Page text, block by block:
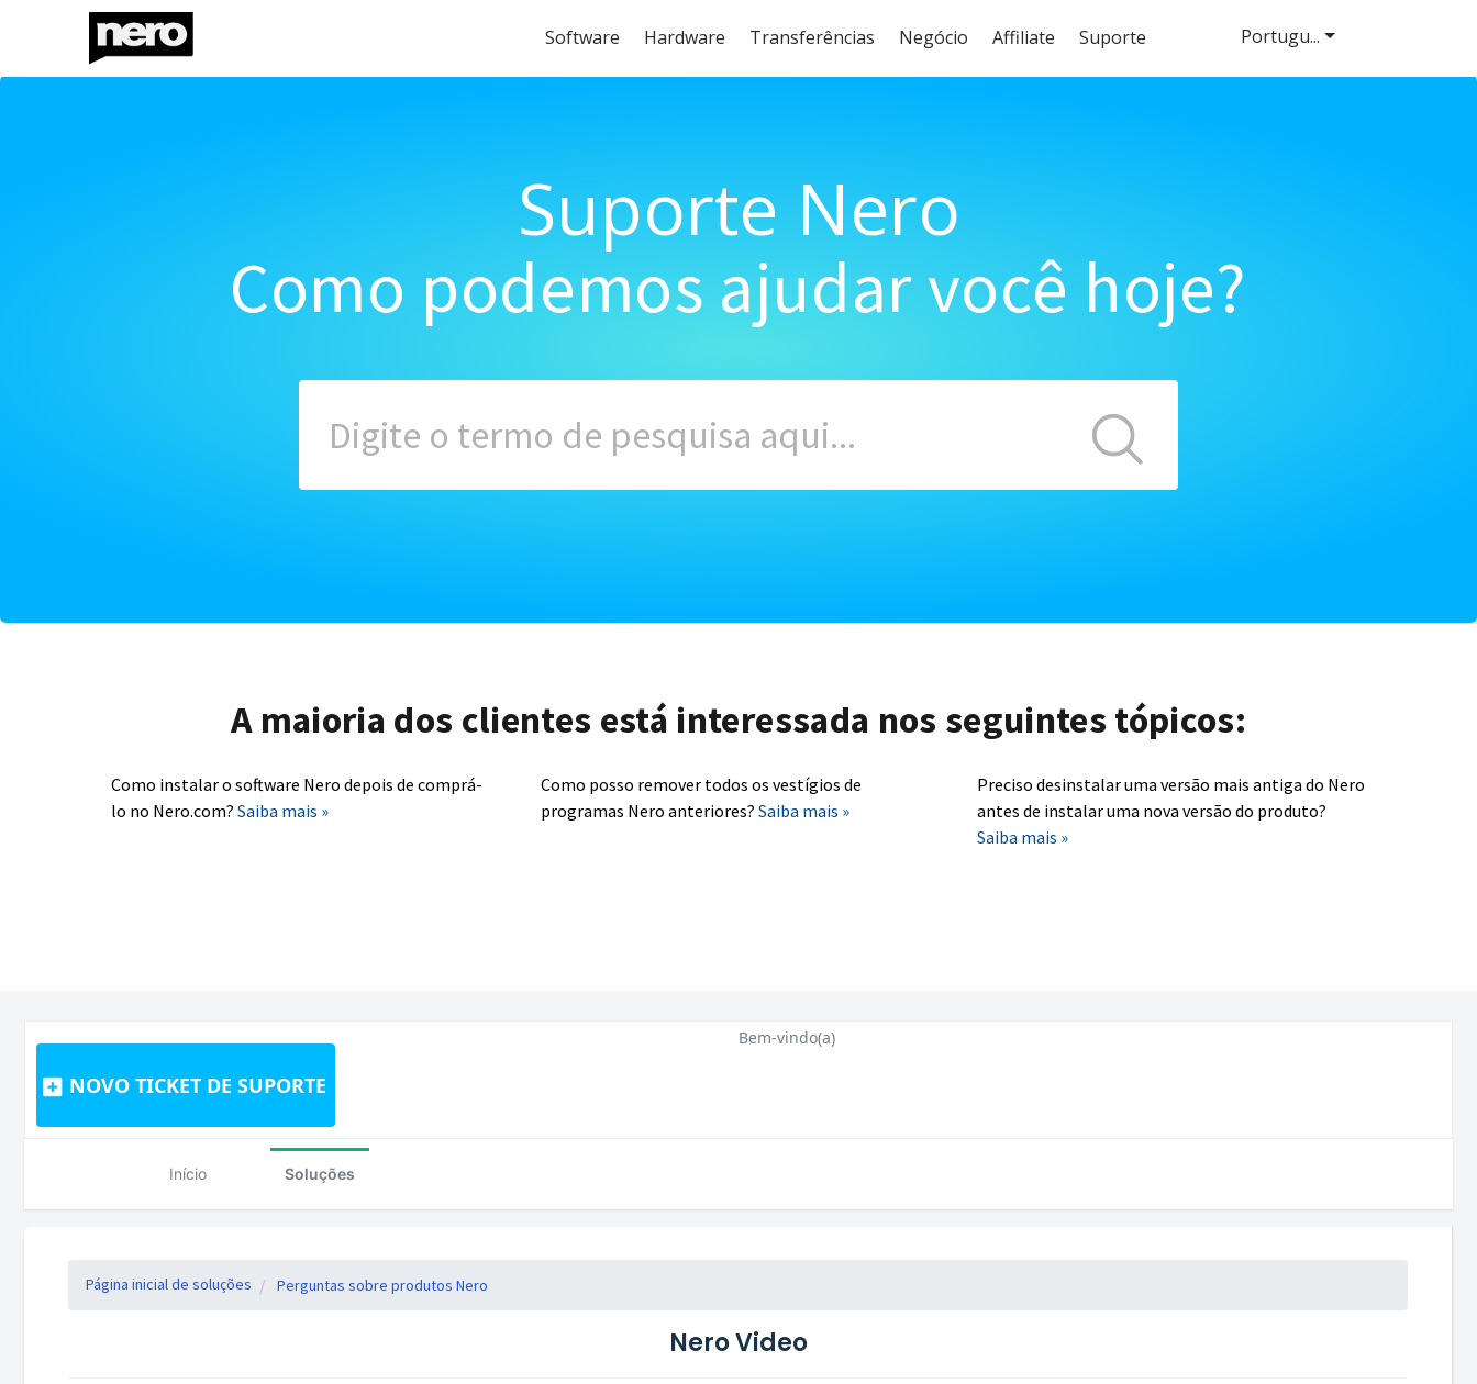
Software Hardware Transferências Negócio Affiliate Suporte
Suporte Nero
Como podemos ajudar você hoje?
A maioria dos clientes está interessada nos seguintes tópicos:
Como instalar o software Nero depois de comprá-
lo no Nero.com? Saiba mais »
Como posso remover todos os vestígios de
programas Nero anteriores? Saiba mais »
Preciso desinstalar uma versão mais antiga do Nero
antes de instalar uma nova versão do produto?
Saiba mais »
NOVO TICKET DE SUPORTE
Portugu...
Bem-vindo(a)
Início Soluções
Página inicial de soluções Perguntas sobre produtos Nero
Nero Video